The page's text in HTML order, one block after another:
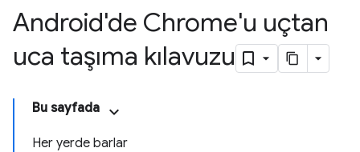
Android'de Chrome'u uçtan
uca taşıma kılavuzu
Bu sayfada
Her yerde barlar